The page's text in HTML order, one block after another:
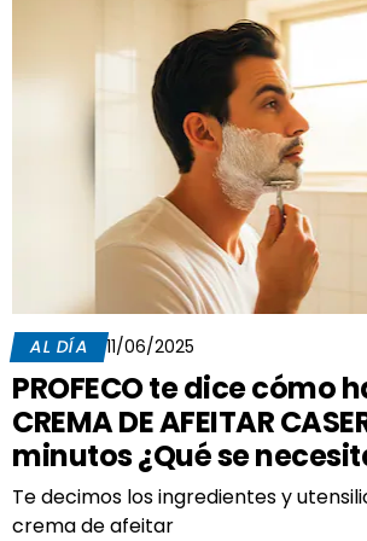
AL DÍA 11/06/2025
PROFECO te dice cómo
CREMA DE AFEITAR
minutos ¿Qué se
Te decimos los ingredientes y
crema de afeitar